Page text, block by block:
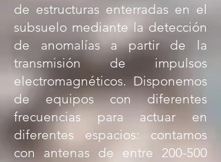
de estructuras enterradas en el
subsuelo mediante la detección
de anomalías a partir de la
transmisión de impulsos
electromagnéticos. Disponemos
de equipos con diferentes
frecuencias para actuar en
diferentes espacios: contamos
con antenas de entre 200-500